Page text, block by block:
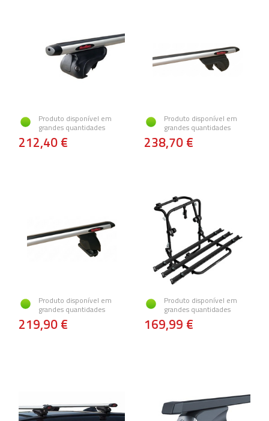
Produto disponível em
grandes quantidades
212,40 €
Produto disponível em
grandes quantidades
238,70 €
Produto disponível em
grandes quantidades
219,90 €
Produto disponível em
grandes quantidades
169,99 €